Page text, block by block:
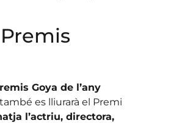
Goya de l’any
també es lliurarà el Premi
l’actriu, directora,